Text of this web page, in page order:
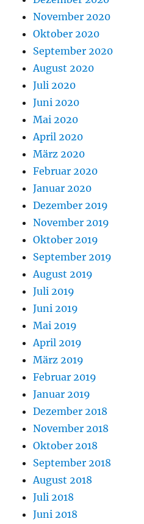
November 2020
Oktober 2020
September 2020
August 2020
Juli 2020
Juni 2020
Mai 2020
April 2020
März 2020
Februar 2020
Januar 2020
Dezember 2019
November 2019
Oktober 2019
September 2019
August 2019
Juli 2019
Juni 2019
Mai 2019
April 2019
März 2019
Februar 2019
Januar 2019
Dezember 2018
November 2018
Oktober 2018
September 2018
August 2018
Juli 2018
Juni 2018